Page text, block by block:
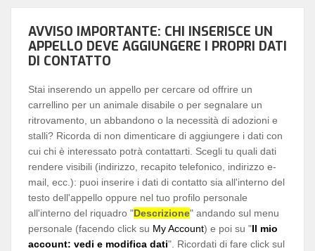
AVVISO IMPORTANTE: CHI INSERISCE UN
APPELLO DEVE AGGIUNGERE I PROPRI DATI
DI CONTATTO
Stai inserendo un appello per cercare od offrire un
carrellino per un animale disabile o per segnalare un
ritrovamento, un abbandono o la necessità di adozioni e
stalli? Ricorda di non dimenticare di aggiungere i dati con
cui chi è interessato potrà contattarti. Scegli tu quali dati
rendere visibili (indirizzo, recapito telefonico, indirizzo e-
mail, ecc.): puoi inserire i dati di contatto sia all'interno del
testo dell'appello oppure nel tuo profilo personale
all'interno del riquadro "Descrizione" andando sul menu
personale (facendo click su My Account) e poi su "Il mio
account: vedi e modifica dati". Ricordati di fare click sul